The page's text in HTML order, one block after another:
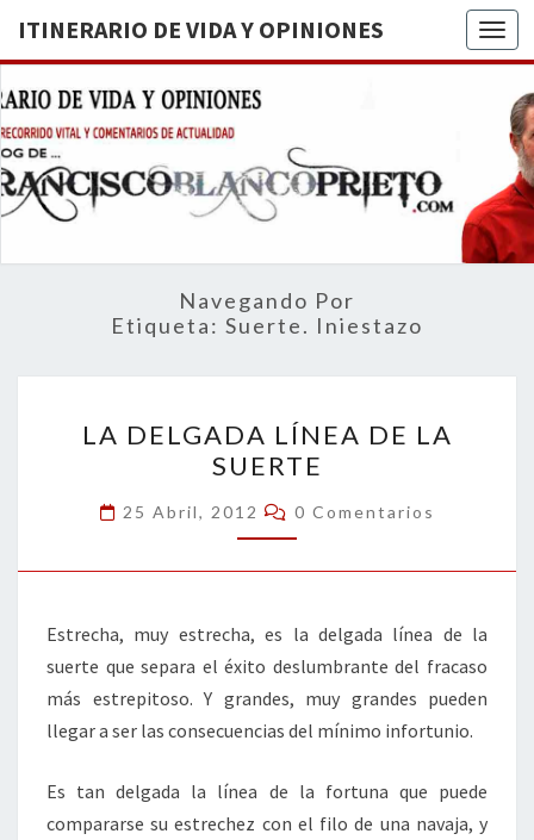
ITINERARIO DE VIDA Y OPINIONES
DE
BREVE
RECORRIDO
VITAL Y
ACTUALIDAD
Navegando Por
Etiqueta: Suerte. Iniestazo
DELGADA
LÍNEA
DE
LA
SUERTE
LA DELGADA LÍNEA DE LA
SUERTE
25 Abril, 2012 Comentarios
0 Comentarios
Estrecha, muy estrecha, es la delgada línea de la
suerte que separa el éxito deslumbrante del fracaso
más estrepitoso. Y grandes, muy grandes pueden
llegar a ser las consecuencias del mínimo infortunio.
Es tan delgada la línea de la fortuna que puede
compararse su estrechez con el filo de una navaja, y